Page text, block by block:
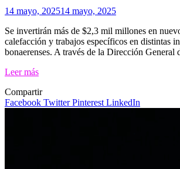
14 mayo, 202514 mayo, 2025
Se invertirán más de $2,3 mil millones en
calefacción y trabajos específicos en distintas
bonaerenses. A través de la Dirección General
Leer más
Compartir
Facebook TwitterPinterest LinkedIn